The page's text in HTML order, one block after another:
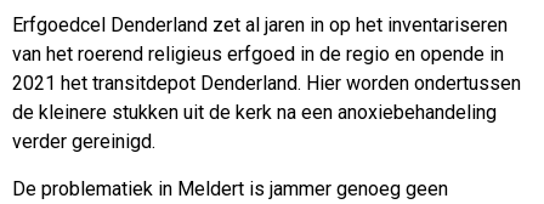
Erfgoedcel Denderland zet al jaren in op het inventariseren
van het roerend religieus erfgoed in de regio en opende in
2021 het transitdepot Denderland. Hier worden ondertussen
de kleinere stukken uit de kerk na een anoxiebehandeling
verder gereinigd.
De problematiek in Meldert is jammer genoeg geen